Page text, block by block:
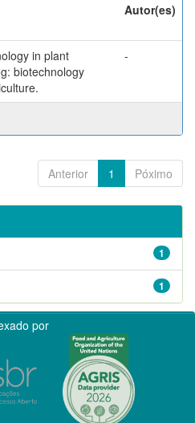
Autor(es)
in plant
biotechnology
-
Anterior 1 Póximo
1
1
por